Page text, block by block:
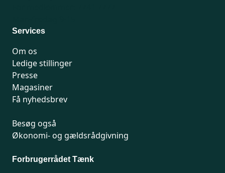
Services
Om os
Ledige stillinger
Presse
Magasiner
Få nyhedsbrev
Besøg også
Økonomi- og gældsrådgivning
Forbrugerrådet Tænk